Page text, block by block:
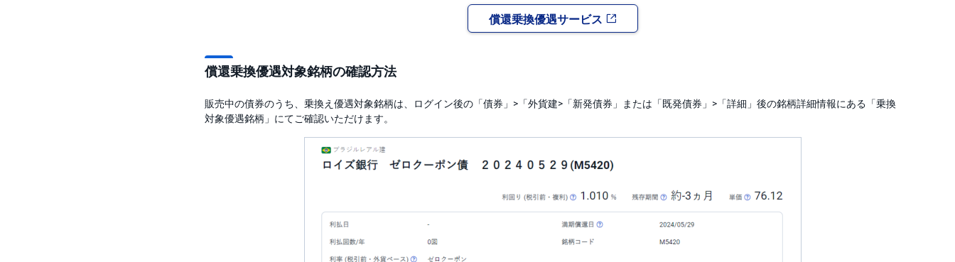
償還乗換優遇サービス
償還乗換優遇対象銘柄の確認方法
販売中の債券のうち、乗換え優遇対象銘柄は、ログイン後の「債券」>「外貨建>「新発債券」または「既発債券」>「詳細」後の銘柄詳細情報にある「乗換
対象優遇銘柄」にてご確認いただけます。